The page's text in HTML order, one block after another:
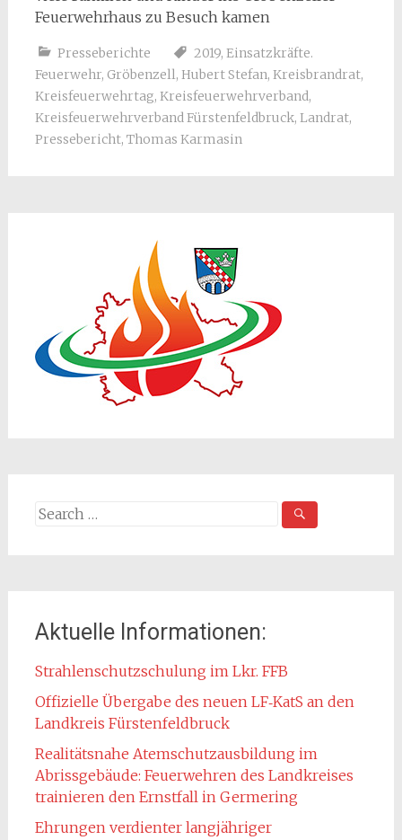
Feuerwehrhaus zu Besuch kamen
Presseberichte 2019, Einsatzkräfte.
Feuerwehr, Gröbenzell, Hubert Stefan, Kreisbrandrat,
Kreisfeuerwehrtag, Kreisfeuerwehrverband,
Kreisfeuerwehrverband Fürstenfeldbruck, Landrat,
Pressebericht, Thomas Karmasin
Search
Aktuelle Informationen:
Strahlenschutzschulung im Lkr. FFB
Offizielle Übergabe des neuen LF‑KatS an den
Landkreis Fürstenfeldbruck
Realitätsnahe Atemschutzausbildung im
Abrissgebäude: Feuerwehren des Landkreises
trainieren den Ernstfall in Germering
Ehrungen verdienter langjähriger